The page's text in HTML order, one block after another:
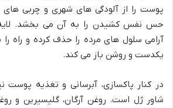
پوست را از آلودگی های شهری و چربی های
حس نفس کشیدن را به آن می بخشد. لایه
آرامی سلول های مرده را حذف کرده و راه را
یکدست و روشن باز می کند.
در کنار پاکسازی، آبرسانی و تغذیه پوست
شاور ژل است. روغن آرگان، گلیسیرین و